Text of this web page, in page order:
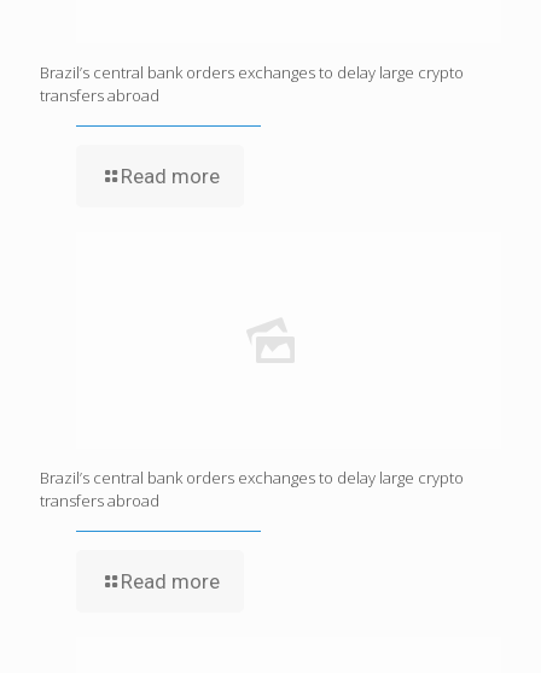
Brazil’s central bank orders exchanges to delay large crypto
transfers abroad
Read more
Brazil’s central bank orders exchanges to delay large crypto
transfers abroad
Read more